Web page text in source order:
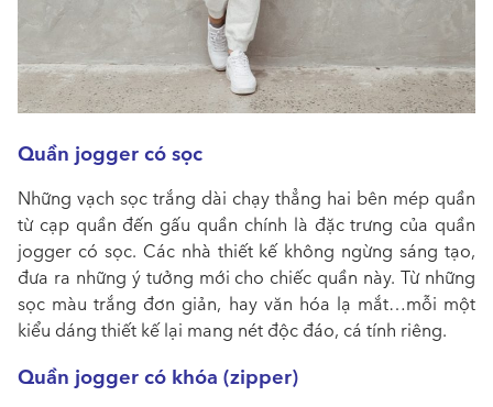
Quần jogger có sọc
Những vạch sọc trắng dài chạy thẳng hai bên mép quần
từ cạp quần đến gấu quần chính là đặc trưng của quần
jogger có sọc. Các nhà thiết kế không ngừng sáng tạo,
đưa ra những ý tưởng mới cho chiếc quần này. Từ những
sọc màu trắng đơn giản, hay văn hóa lạ mắt…mỗi một
kiểu dáng thiết kế lại mang nét độc đáo, cá tính riêng.
Quần jogger có khóa (zipper)